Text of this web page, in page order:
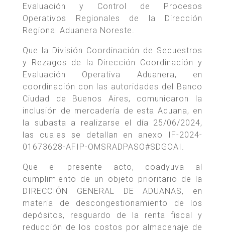
Evaluación y Control de Procesos
Operativos Regionales de la Dirección
Regional Aduanera Noreste.
Que la División Coordinación de Secuestros
y Rezagos de la Dirección Coordinación y
Evaluación Operativa Aduanera, en
coordinación con las autoridades del Banco
Ciudad de Buenos Aires, comunicaron la
inclusión de mercadería de esta Aduana, en
la subasta a realizarse el día 25/06/2024,
las cuales se detallan en anexo IF-2024-
01673628-AFIP-OMSRADPASO#SDGOAI.
Que el presente acto, coadyuva al
cumplimiento de un objeto prioritario de la
DIRECCIÓN GENERAL DE ADUANAS, en
materia de descongestionamiento de los
depósitos, resguardo de la renta fiscal y
reducción de los costos por almacenaje de